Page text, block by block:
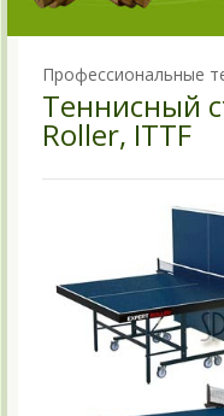
Профессиональные
Теннисный
Roller, ITTF